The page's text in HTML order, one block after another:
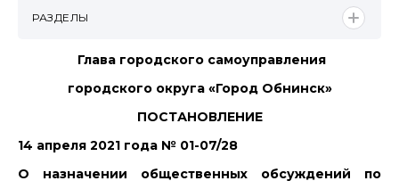
Глава городского самоуправления
городского округа «Город Обнинск»
ПОСТАНОВЛЕНИЕ
14 апреля 2021 года № 01-07/28
О назначении общественных обсуждений по
РАЗДЕЛЫ